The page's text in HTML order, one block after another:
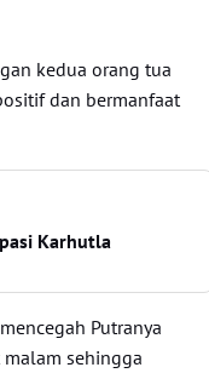
kedua orang tua
dan bermanfaat
Karhutla
Putranya
sehingga